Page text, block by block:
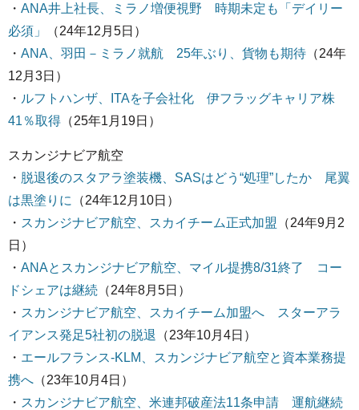
・ ANA井上社長、ミラノ増便視野 時期未定も「デイリー
必須」
（24年12月5日）
・ ANA、羽田－ミラノ就航 25年ぶり、貨物も期待 （24年
12月3日）
・ ルフトハンザ、ITAを子会社化 伊フラッグキャリア株
41％取得 （25年1月19日）
スカンジナビア航空
・ 脱退後のスタアラ塗装機、SASはどう“処理”したか 尾翼
は黒塗りに
（24年12月10日）
・ スカンジナビア航空、スカイチーム正式加盟
（24年9月2
日）
・ ANAとスカンジナビア航空、マイル提携8/31終了 コー
ドシェアは継続 （24年8月5日）
・ スカンジナビア航空、スカイチーム加盟へ スターアラ
イアンス発足5社初の脱退
（23年10月4日）
・ エールフランス-KLM、スカンジナビア航空と資本業務提
携へ （23年10月4日）
・ スカンジナビア航空、米連邦破産法11条申請 運航継続